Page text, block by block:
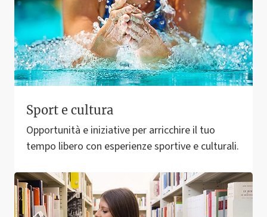
Sport e cultura
Opportunità e iniziative per arricchire il tuo
tempo libero con esperienze sportive e culturali.